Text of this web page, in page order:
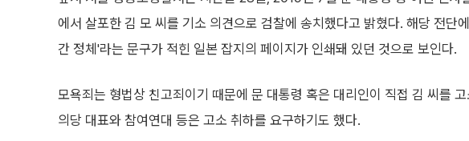
에서 살포한 김 모 씨를 기소 의견으로 검찰에 송치했다고 밝혔다. 해당 전단
간 정체'라는 문구가 적힌 일본 잡지의 페이지가 인쇄돼 있던 것으로 보인다.
모욕죄는 형법상 친고죄이기 때문에 문 대통령 혹은 대리인이 직접 김 씨를
의당 대표와 참여연대 등은 고소 취하를 요구하기도 했다.